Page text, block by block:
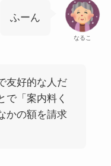
なるこ
ふーん
友好的な人だ
で「案内料く
かの額を請求